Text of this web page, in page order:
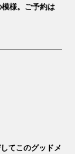
様。ご予約は
てこのグッドメ